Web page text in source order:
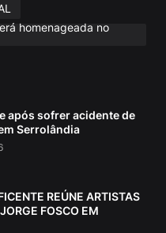
homenageada no
após sofrer acidente de
Serrolândia
REÚNE ARTISTAS
FOSCO EM